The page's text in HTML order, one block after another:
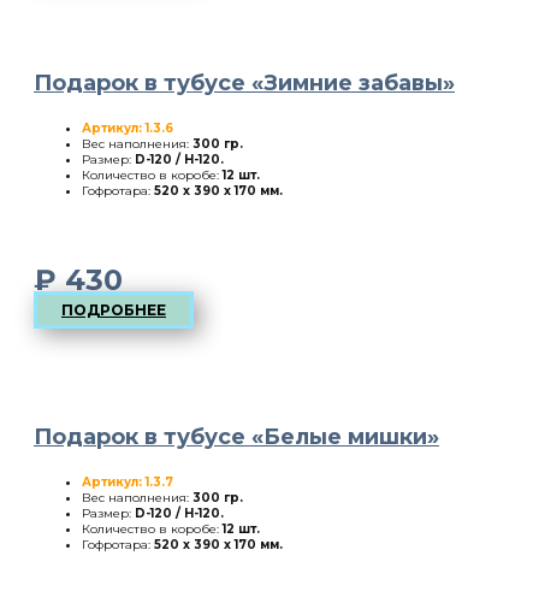
Подарок в тубусе «Зимние забавы»
Артикул: 1.3.6
Вес наполнения: 300 гр.
Размер: D-120 / H-120.
Количество в коробе:12 шт.
Гофротара: 520 х 390 х 170 мм.
₽430
ПОДРОБНЕЕ
Подарок в тубусе «Белые мишки»
Артикул: 1.3.7
Вес наполнения: 300 гр.
Размер: D-120 / H-120.
Количество в коробе:12 шт.
Гофротара: 520 х 390 х 170 мм.